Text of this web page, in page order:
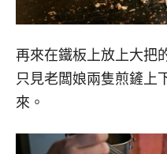
再來在鐵板上放上大把
只見老闆娘兩隻煎鏟上
來。